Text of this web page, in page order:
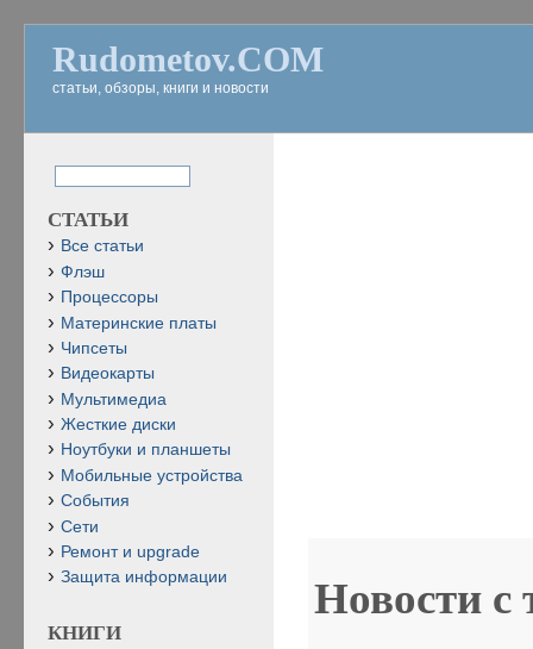
Rudometov.COM
статьи, обзоры, книги и новости
Новости с
СТАТЬИ
Все статьи
Флэш
Процессоры
Материнские платы
Чипсеты
Видеокарты
Мультимедиа
Жесткие диски
Ноутбуки и планшеты
Мобильные устройства
События
Сети
Ремонт и upgrade
Защита информации
КНИГИ